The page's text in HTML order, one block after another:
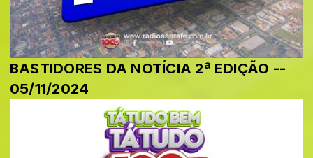
BASTIDORES DA NOTÍCIA 2ª EDIÇÃO --
05/11/2024